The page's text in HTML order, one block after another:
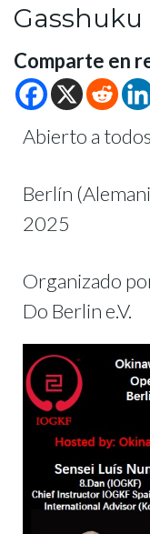
Gasshuku
Comparte en
Abierto a
Berlín
2025
Organizado
Do Berlin e.V.